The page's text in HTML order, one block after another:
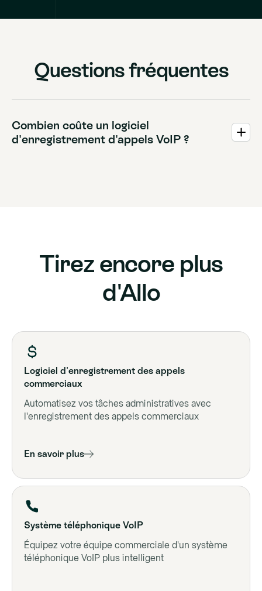
Questions fréquentes
Combien coûte un logiciel
d'enregistrement d'appels VoIP ?
Tirez encore plus
d'Allo
Logiciel d'enregistrement des appels
commerciaux
Automatisez vos tâches administratives avec
l'enregistrement des appels commerciaux
En savoir plus
Système téléphonique VoIP
Équipez votre équipe commerciale d'un système
téléphonique VoIP plus intelligent